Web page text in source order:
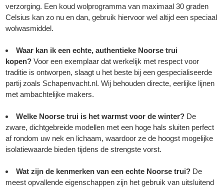
verzorging. Een koud wolprogramma van maximaal 30 graden
Celsius kan zo nu en dan, gebruik hiervoor wel altijd een speciaal
wolwasmiddel.
Waar kan ik een echte, authentieke Noorse trui
kopen? Voor een exemplaar dat werkelijk met respect voor
traditie is ontworpen, slaagt u het beste bij een gespecialiseerde
partij zoals Schapenvacht.nl. Wij behouden directe, eerlijke lijnen
met ambachtelijke makers.
Welke Noorse trui is het warmst voor de winter? De
zware, dichtgebreide modellen met een hoge hals sluiten perfect
af rondom uw nek en lichaam, waardoor ze de hoogst mogelijke
isolatiewaarde bieden tijdens de strengste vorst.
Wat zijn de kenmerken van een echte Noorse trui? De
meest opvallende eigenschappen zijn het gebruik van uitsluitend